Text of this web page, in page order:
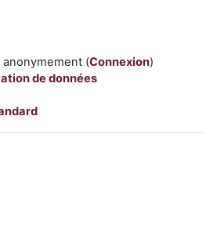
(Connexion)
de données